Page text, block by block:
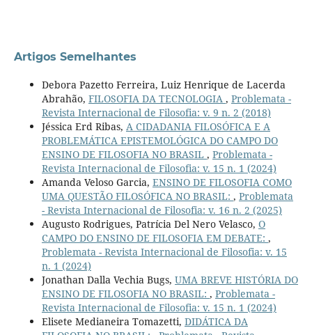
Artigos Semelhantes
Debora Pazetto Ferreira, Luiz Henrique de Lacerda
Abrahão, FILOSOFIA DA TECNOLOGIA , Problemata -
Revista Internacional de Filosofia: v. 9 n. 2 (2018)
Jéssica Erd Ribas, A CIDADANIA FILOSÓFICA E A
PROBLEMÁTICA EPISTEMOLÓGICA DO CAMPO DO
ENSINO DE FILOSOFIA NO BRASIL , Problemata -
Revista Internacional de Filosofia: v. 15 n. 1 (2024)
Amanda Veloso Garcia, ENSINO DE FILOSOFIA COMO
UMA QUESTÃO FILOSÓFICA NO BRASIL: , Problemata
- Revista Internacional de Filosofia: v. 16 n. 2 (2025)
Augusto Rodrigues, Patrícia Del Nero Velasco, O
CAMPO DO ENSINO DE FILOSOFIA EM DEBATE: ,
Problemata - Revista Internacional de Filosofia: v. 15
n. 1 (2024)
Jonathan Dalla Vechia Bugs, UMA BREVE HISTÓRIA DO
ENSINO DE FILOSOFIA NO BRASIL: , Problemata -
Revista Internacional de Filosofia: v. 15 n. 1 (2024)
Elisete Medianeira Tomazetti, DIDÁTICA DA